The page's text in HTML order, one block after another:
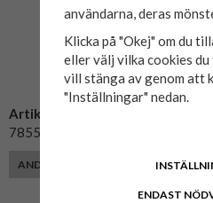
Artikelnummer:
7855451-183
ANDRA FÄRGER
användarna, deras
Klicka på "Okej" om du
eller välj vilka cookies
vill stänga av genom att
"Inställningar" nedan.
ENDAST